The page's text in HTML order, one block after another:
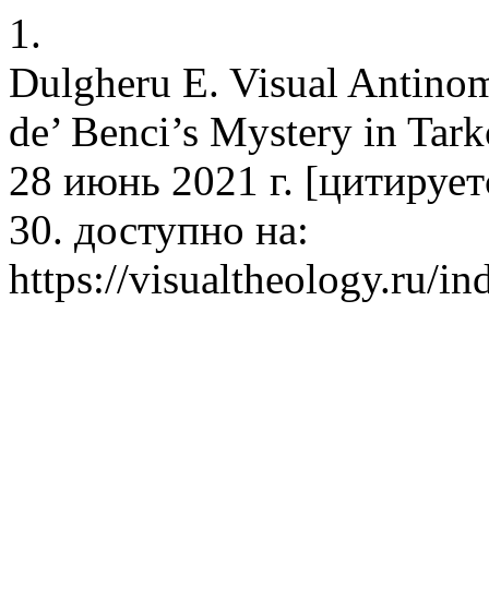
1.
Dulgheru E. Visual
de’ Benci’s Mystery in
28 июнь 2021 г.
30. доступно на:
https://visualtheology.ru/